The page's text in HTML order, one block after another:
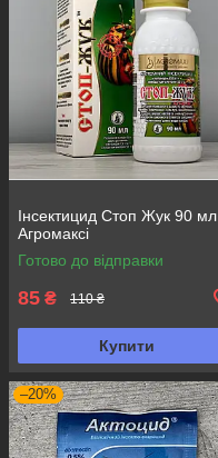
Інсектицид Стоп Жук 90 мл
Агромаксі
Готово до відправки
85 ₴ 110 ₴
Купити
–20%